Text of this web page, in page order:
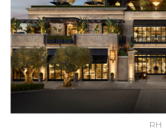
RH